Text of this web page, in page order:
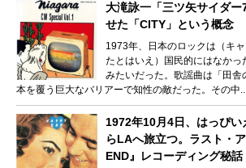
大滝詠一「三ツ矢サイダ
せた「CITY」という概念
1973年、日本のロックは（キ
たとはいえ）国民的にはなかっ
みたいだった。歌謡曲は「田舎
本を覆う巨大なバリアーで知性の敵だった。その中
1972年10月4日、はっぴい
らLAへ旅立つ。ラスト・
END』レコーディング秘話